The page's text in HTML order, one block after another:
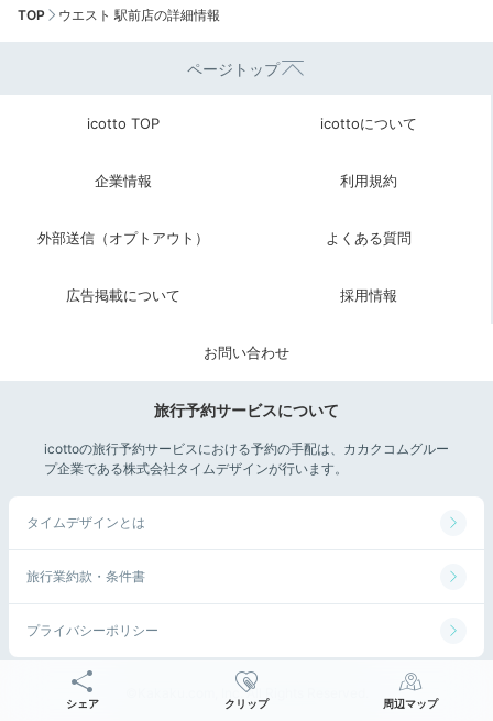
シェア クリップ 周辺マップ
TOP ウエスト 駅前店の詳細情報
ページトップ
icotto TOP icottoについて
企業情報 利用規約
外部送信（オプトアウト） よくある質問
広告掲載について 採用情報
お問い合わせ
旅行予約サービスについて
icottoの旅行予約サービスにおける予約の手配は、カカクコムグルー
プ企業である株式会社タイムデザインが行います。
タイムデザインとは
旅行業約款・条件書
プライバシーポリシー
©Kakaku.com, Inc. All Rights Reserved.